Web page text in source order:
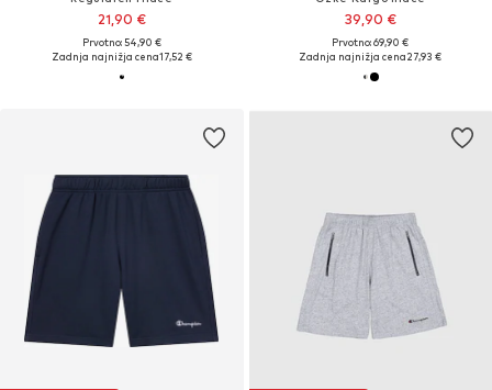
21,90 €
Prvotno: 54,90 €
Zadnja najnižja cena17,52 €
39,90 €
Prvotno: 69,90 €
Zadnja najnižja cena27,93 €